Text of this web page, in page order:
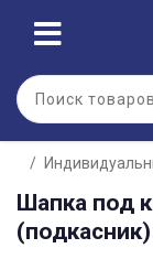
Шапка под
Для клиентов
оплату
без